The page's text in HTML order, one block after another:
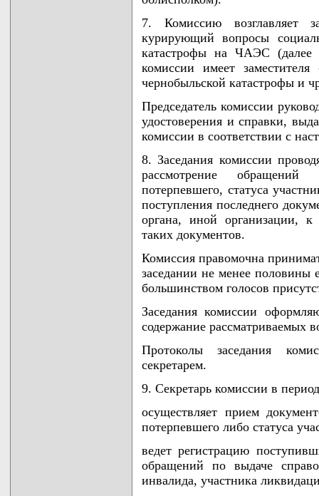
7. Комиссию возглавляет
курирующий вопросы
катастрофы на ЧАЭС (далее -
комиссии имеет
чернобыльской катастрофы и
Председатель комиссии
удостоверения и справки,
комиссии в соответствии с
8. Заседания комиссии
рассмотрение
потерпевшего, статуса
поступления последнего
органа, иной организации, к
таких документов.
Комиссия правомочна
заседании не менее
большинством голосов
Заседания комиссии
содержание рассматриваемых
Протоколы заседания
секретарем.
9. Секретарь комиссии в
осуществляет прием
потерпевшего либо статуса
ведет регистрацию
обращений по выдаче
инвалида, участника